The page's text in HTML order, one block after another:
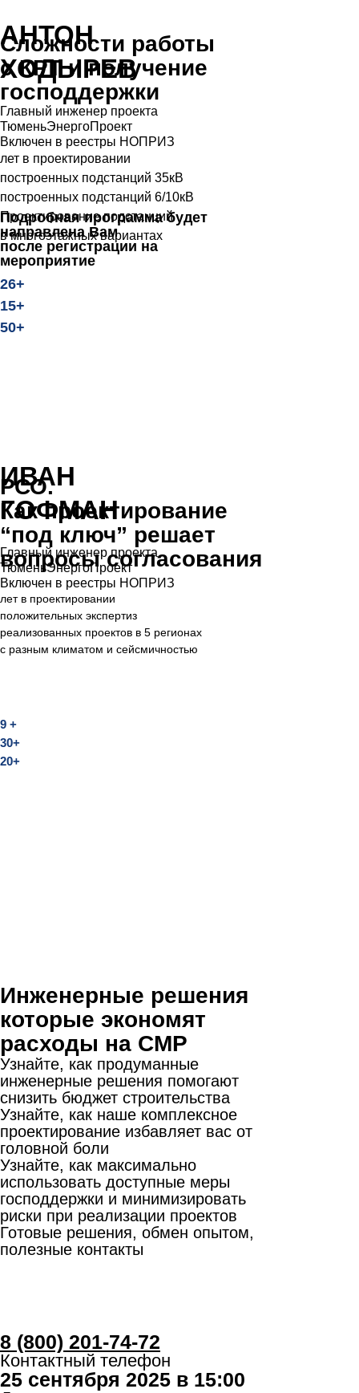
АНТОН
ХОДЫРЕВ
Главный инженер проекта
ТюменьЭнергоПроект
Включен в реестры НОПРИЗ
лет в проектировании
построенных подстанций 35кВ
построенных подстанций 6/10кВ
Проектирование подстанций
в многоэтажных вариантах
26+
15+
50+
ИВАН
ГОФМАН
Главный инженер проекта
ТюменьЭнергоПроект
Включен в реестры НОПРИЗ
лет в проектировании
положительных экспертиз
реализованных проектов в 5 регионах
с разным климатом и сейсмичностью
9 +
30+
20+
Подробная программа будет
направлена Вам
после регистрации на
мероприятие
После регистрации на вашу
электронную почту будет направлена
8 800 201 74 72
info@72tep.ru
Регистрация на мероприятие